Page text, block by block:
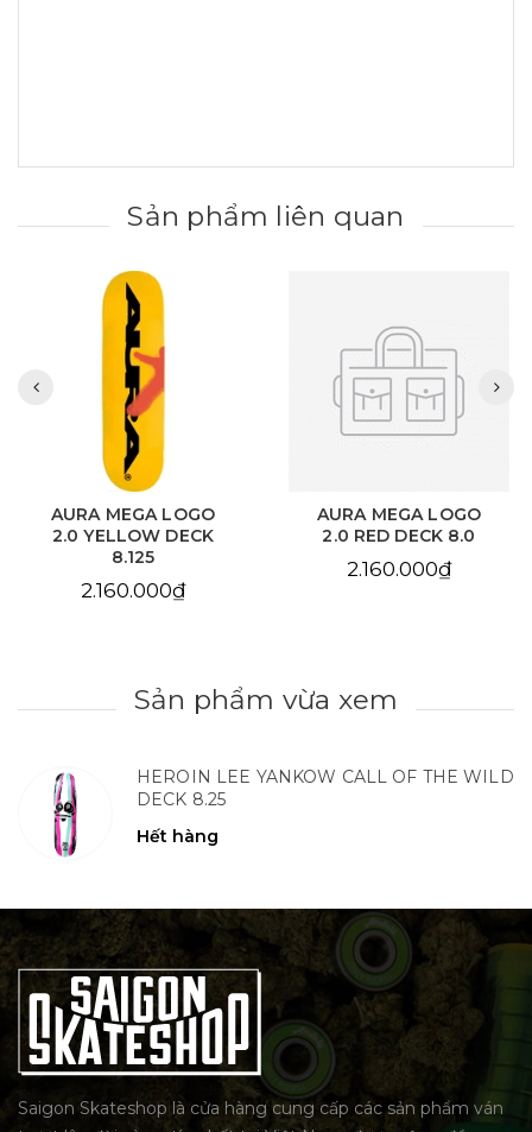
Sản phẩm liên quan
AURA MEGA LOGO
2.0 RED DECK 8.0
2.160.000₫
AURA CHAIN EYE
LOVE SKY BLUE DECK
8.125
Sản phẩm vừa xem
HEROIN LEE YANKOW CALL OF THE WILD
DECK 8.25
Hết hàng
Saigon Skateshop là cửa hàng cung cấp các sản phẩm ván